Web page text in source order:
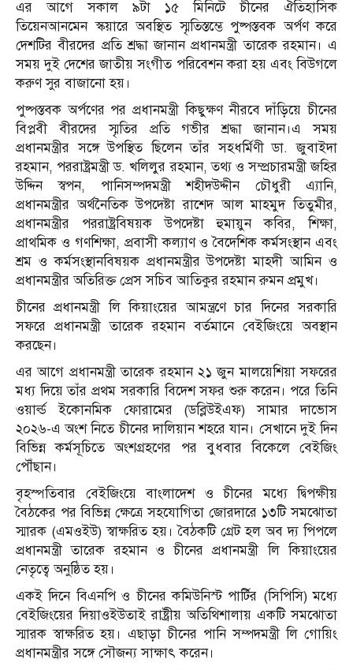
এর আগে সকাল ৯টা ১৫ মিনিটে চীনের ঐতিহাসিক
তিয়েনআনমেন স্কয়ারে অবস্থিত স্মৃতিস্তম্ভে পুষ্পস্তবক অর্পণ করে
দেশটির বীরদের প্রতি শ্রদ্ধা জানান প্রধানমন্ত্রী তারেক রহমান। এ
সময় দুই দেশের জাতীয় সংগীত পরিবেশন করা হয় এবং বিউগলে
করুণ সুর বাজানো হয়।
পুষ্পস্তবক অর্পণের পর প্রধানমন্ত্রী কিছুক্ষণ নীরবে দাঁড়িয়ে চীনের
বিপ্লবী বীরদের স্মৃতির প্রতি গভীর শ্রদ্ধা জানান।এ সময়
প্রধানমন্ত্রীর সঙ্গে উপস্থিত ছিলেন তাঁর সহধর্মিণী ডা. জুবাইদা
রহমান, পররাষ্ট্রমন্ত্রী ড. খলিলুর রহমান, তথ্য ও সম্প্রচারমন্ত্রী জহির
উদ্দিন স্বপন, পানিসম্পদমন্ত্রী শহীদউদ্দীন চৌধুরী এ্যানি,
প্রধানমন্ত্রীর অর্থনৈতিক উপদেষ্টা রাশেদ আল মাহমুদ তিতুমীর,
প্রধানমন্ত্রীর পররাষ্ট্রবিষয়ক উপদেষ্টা হুমায়ুন কবির, শিক্ষা,
প্রাথমিক ও গণশিক্ষা, প্রবাসী কল্যাণ ও বৈদেশিক কর্মসংস্থান এবং
শ্রম ও কর্মসংস্থানবিষয়ক প্রধানমন্ত্রীর উপদেষ্টা মাহদী আমিন ও
প্রধানমন্ত্রীর অতিরিক্ত প্রেস সচিব আতিকুর রহমান রুমন প্রমুখ।
চীনের প্রধানমন্ত্রী লি কিয়াংয়ের আমন্ত্রণে চার দিনের সরকারি
সফরে প্রধানমন্ত্রী তারেক রহমান বর্তমানে বেইজিংয়ে অবস্থান
করছেন।
এর আগে প্রধানমন্ত্রী তারেক রহমান ২১ জুন মালয়েশিয়া সফরের
মধ্য দিয়ে তাঁর প্রথম সরকারি বিদেশ সফর শুরু করেন। পরে তিনি
ওয়ার্ল্ড ইকোনমিক ফোরামের (ডব্লিউইএফ) সামার দাভোস
২০২৬-এ অংশ নিতে চীনের দালিয়ান শহরে যান। সেখানে দুই দিন
বিভিন্ন কর্মসূচিতে অংশগ্রহণের পর বুধবার বিকেলে বেইজিং
পৌঁছান।
বৃহস্পতিবার বেইজিংয়ে বাংলাদেশ ও চীনের মধ্যে দ্বিপক্ষীয়
বৈঠকের পর বিভিন্ন ক্ষেত্রে সহযোগিতা জোরদারে ১৩টি সমঝোতা
স্মারক (এমওইউ) স্বাক্ষরিত হয়। বৈঠকটি গ্রেট হল অব দ্য পিপলে
প্রধানমন্ত্রী তারেক রহমান ও চীনের প্রধানমন্ত্রী লি কিয়াংয়ের
নেতৃত্বে অনুষ্ঠিত হয়।
একই দিনে বিএনপি ও চীনের কমিউনিস্ট পার্টির (সিপিসি) মধ্যে
বেইজিংয়ের দিয়াওইউতাই রাষ্ট্রীয় অতিথিশালায় একটি সমঝোতা
স্মারক স্বাক্ষরিত হয়। এছাড়া চীনের পানি সম্পদমন্ত্রী লি গোয়িং
প্রধানমন্ত্রীর সঙ্গে সৌজন্য সাক্ষাৎ করেন।